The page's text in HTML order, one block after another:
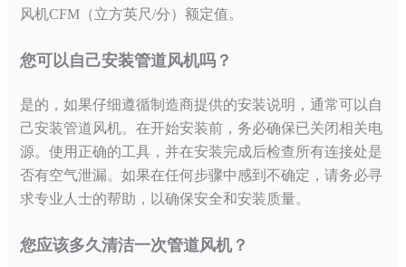
风机CFM（立方英尺/分）额定值。
您可以自己安装管道风机吗？
是的，如果仔细遵循制造商提供的安装说明，通常可以自
己安装管道风机。在开始安装前，务必确保已关闭相关电
源。使用正确的工具，并在安装完成后检查所有连接处是
否有空气泄漏。如果在任何步骤中感到不确定，请务必寻
求专业人士的帮助，以确保安全和安装质量。
您应该多久清洁一次管道风机？